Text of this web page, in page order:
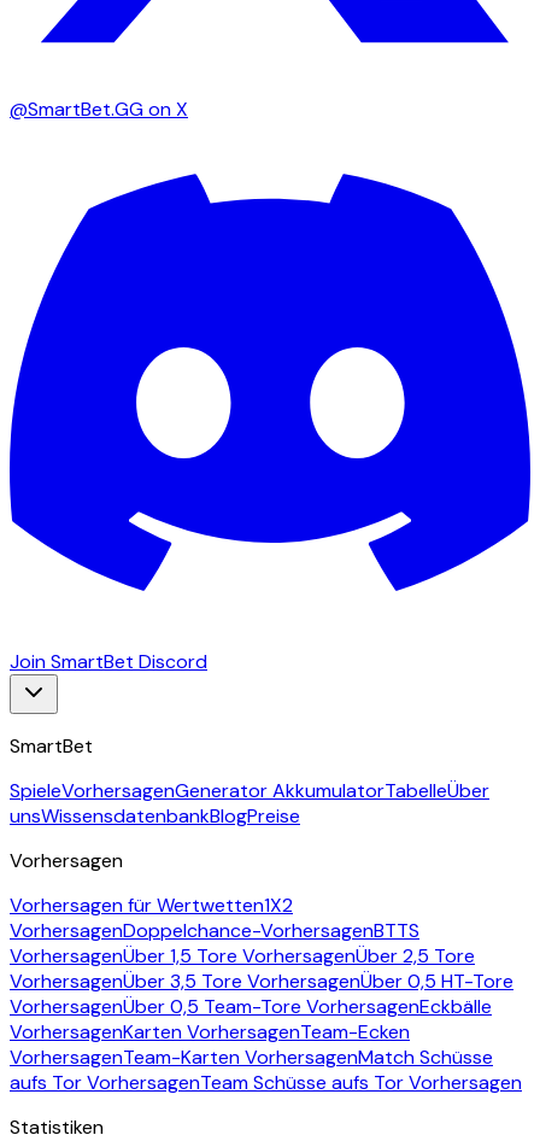
@SmartBet.GG on X
Join SmartBet Discord
SmartBet
SpieleVorhersagenGenerator AkkumulatorTabelleÜber
unsWissensdatenbankBlogPreise
Vorhersagen
Vorhersagen für Wertwetten1X2
VorhersagenDoppelchance-VorhersagenBTTS
VorhersagenÜber 1,5 Tore VorhersagenÜber 2,5 Tore
VorhersagenÜber 3,5 Tore VorhersagenÜber 0,5 HT-Tore
VorhersagenÜber 0,5 Team-Tore VorhersagenEckbälle
VorhersagenKarten VorhersagenTeam-Ecken
VorhersagenTeam-Karten VorhersagenMatch Schüsse
aufs Tor VorhersagenTeam Schüsse aufs Tor Vorhersagen
Statistiken